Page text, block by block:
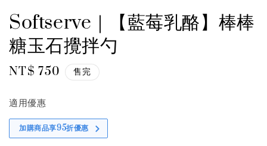
Softserve｜【藍莓乳酪】棒棒
糖玉石攪拌勺
Regular
NT$ 750 售完
適用優惠
加購商品享95折優惠